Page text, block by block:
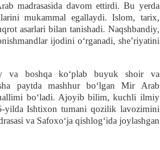
madrasasida davom ettirdi. Bu yerda
mukammal egallaydi. Islom, tarix,
asarlari bilan tanishadi. Naqshbandiy,
ijodini oʻrganadi, sheʼriyatini
va boshqa koʻplab buyuk shoir va
paytda mashhur boʻlgan Mir Arab
boʻladi. Ajoyib bilim, kuchli ilmiy
yilda Ishtixon tumani qozilik lavozimini
va Safoxoʻja qishlogʻida joylashgan